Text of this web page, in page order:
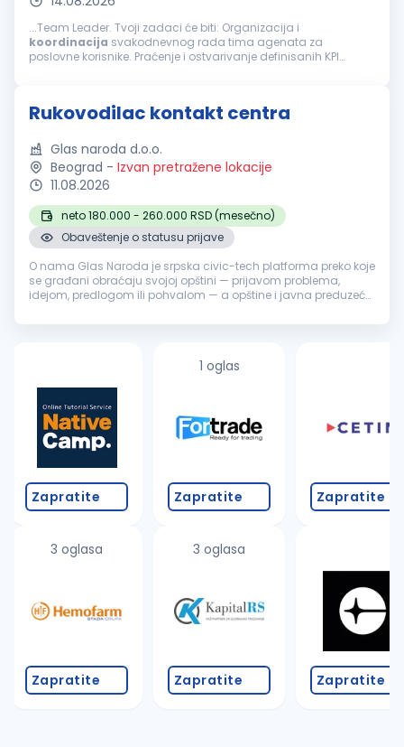
...Team Leader. Tvoji zadaci će biti: Organizacija i
koordinacija svakodnevnog rada tima agenata za
poslovne korisnike. Praćenje i ostvarivanje definisanih KPI
Rukovodilac kontakt centra
Glas naroda d.o.o.
Beograd - Izvan pretražene lokacije
11.08.2026
neto 180.000 - 260.000 RSD (mesečno)
Obaveštenje o statusu prijave
O nama Glas Naroda je srpska civic-tech platforma preko koje
se građani obraćaju svojoj opštini — prijavom problema,
idejom, predlogom ili pohvalom — a opštine i javna preduzeća
usmerava nadl...
Zapratite
3 oglasa
Zapratite
1 oglas
Zapratite
3 oglasa
Zapratite
Zapratite
Zapratite